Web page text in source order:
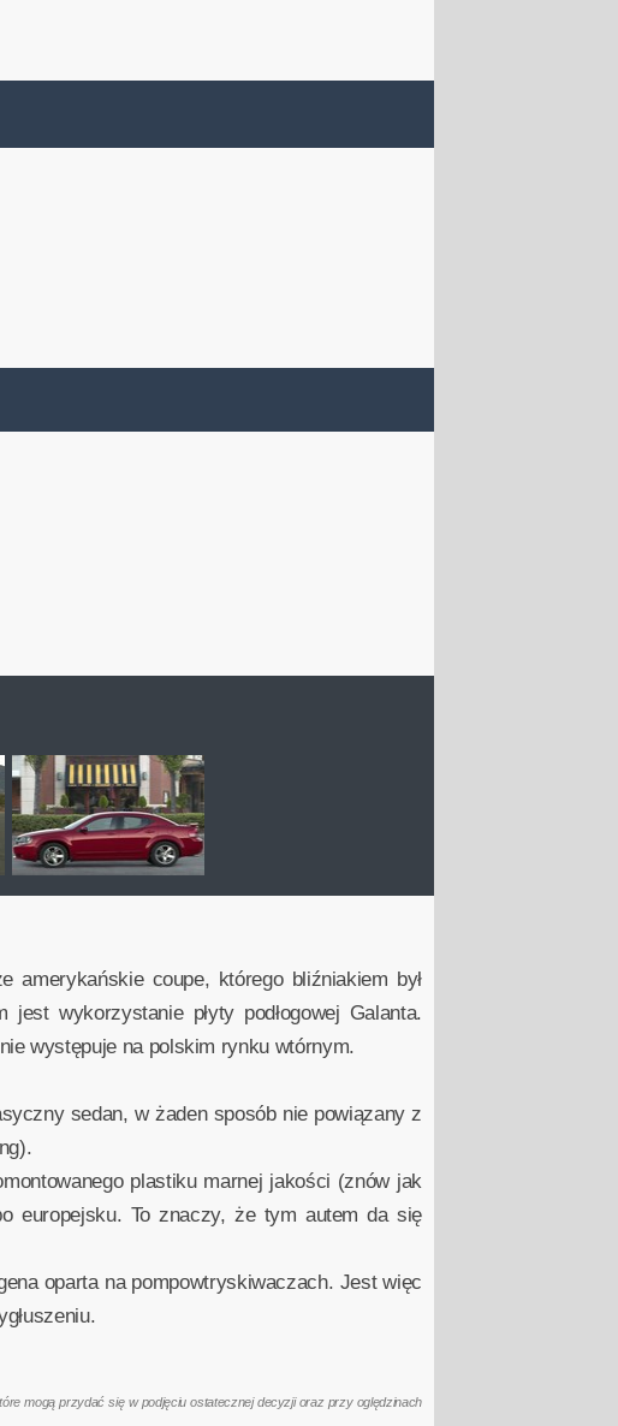
amerykańskie coupe, którego bliźniakiem był
wykorzystanie płyty podłogowej Galanta.
występuje na polskim rynku wtórnym.
sedan, w żaden sposób nie powiązany z
plastiku marnej jakości (znów jak
europejsku. To znaczy, że tym autem da się
oparta na pompowtryskiwaczach. Jest więc
mogą przydać się w podjęciu ostatecznej decyzji oraz przy oględzinach